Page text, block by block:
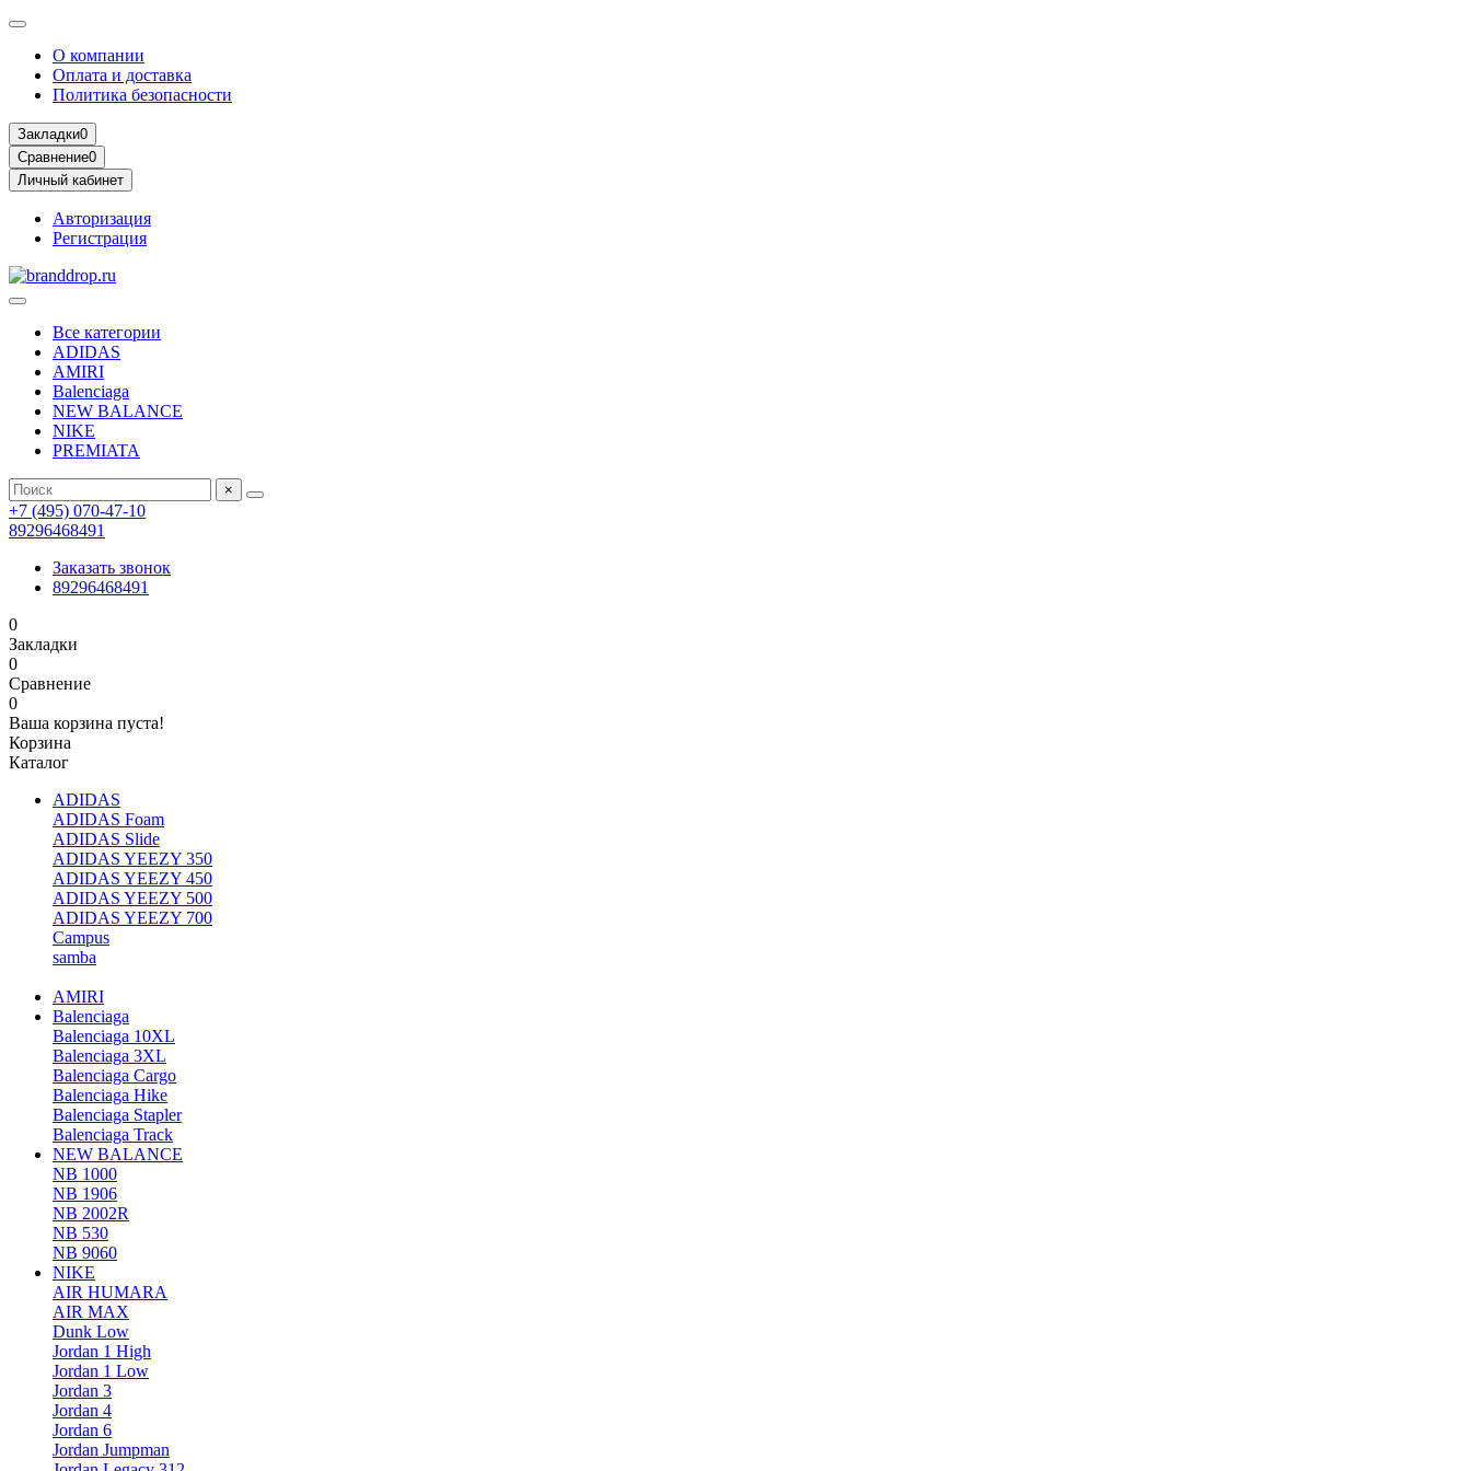
О компании
Оплата и доставка
Политика безопасности
Закладки0
Сравнение0
Личный кабинет
Авторизация
Регистрация
Все категории
ADIDAS
AMIRI
Balenciaga
NEW BALANCE
NIKE
PREMIATA
×
+7 (495) 070-47-10
89296468491
Заказать звонок
89296468491
0
Закладки
0
Сравнение
0
Ваша корзина пуста!
Корзина
Каталог
ADIDAS
ADIDAS Foam
ADIDAS Slide
ADIDAS YEEZY 350
ADIDAS YEEZY 450
ADIDAS YEEZY 500
ADIDAS YEEZY 700
Campus
samba
AMIRI
Balenciaga
Balenciaga 10XL
Balenciaga 3XL
Balenciaga Cargo
Balenciaga Hike
Balenciaga Stapler
Balenciaga Track
NEW BALANCE
NB 1000
NB 1906
NB 2002R
NB 530
NB 9060
NIKE
AIR HUMARA
AIR MAX
Dunk Low
Jordan 1 High
Jordan 1 Low
Jordan 3
Jordan 4
Jordan 6
Jordan Jumpman